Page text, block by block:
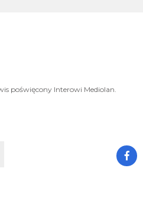
i sławne 40mln, przerzucane co chwila
lat, to zawsze miałem wrażenie że
mniejszy budżet, ale zawsze Marotta
sie od jednej ściany do drugiej,
mieć i 40 zawodników na kontrakcie
poświęcony Interowi Mediolan.